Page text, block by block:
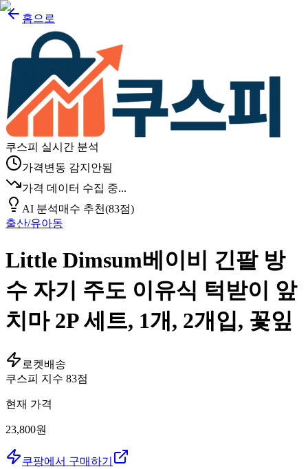
홈으로
쿠스피 실시간 분석
가격변동 감지안됨
가격 데이터 수집 중...
AI 분석매수 추천(83점)
출산/유아동
Little Dimsum베이비 긴팔 방
수 자기 주도 이유식 턱받이 앞
치마 2P 세트, 1개, 2개입, 꽃잎
로켓배송
쿠스피 지수 83점
현재 가격
23,800원
쿠팡에서 구매하기